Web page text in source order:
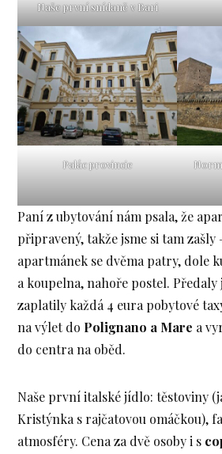
Naše první snídaně v Bari
Palác provincie
Paní z ubytování nám psala, že
připravený, takže jsme si tam zašly
apartmánek se dvěma patry, dole
a koupelna, nahoře postel. Předaly
zaplatily každá 4 eura pobytové
na výlet do Polignano a Mare a
do centra na oběd.
Naše první italské jídlo: těstoviny
Kristýnka s rajčatovou omáčkou),
atmosféry. Cena za dvě osoby i s